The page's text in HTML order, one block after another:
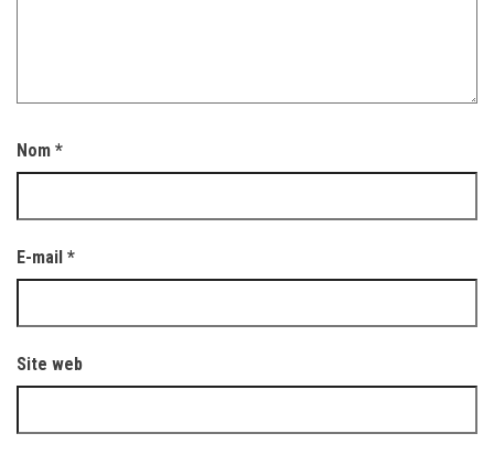
Nom *
E-mail *
Site web